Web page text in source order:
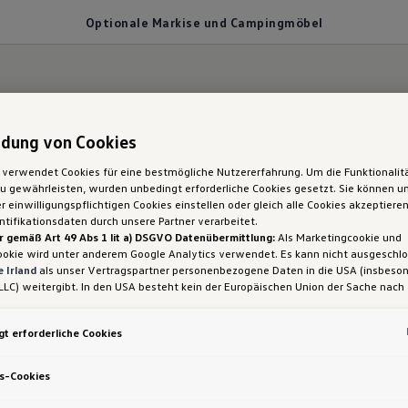
Optionale Markise und Campingmöbel
Markisedes
Tag und die lauen Abende können gar nicht
auch jederzeit draußen genießen können,
für Sie bereit: Ein Campingtisch
und
den Heckflügeltüren untergebracht. Und dank
von Cookies
verwendet Cookies für eine bestmögliche Nutzererfahrung. Um die
gewährleisten, wurden unbedingt erforderliche Cookies gesetzt. Sie können
einwilligungspflichtigen Cookies einstellen oder gleich alle Cookies
durch unsere Partner verarbeitet.
gemäß Art 49 Abs 1 lit a) DSGVO Datenübermittlung:Als Marketingcookie und
wird unter anderem Google Analytics verwendet. Es kann nicht
Irland als unser Vertragspartner personenbezogene Daten in die USA
weitergibt. In den USA besteht kein der Europäischen Union der Sache nach
durchsetzen können, in den USA keine Datenschutzgrundsätze bestehen,
können, wobei Eingriffe in Ihre persönlichen Rechte und Freiheiten nicht
beschränkt sind.
erforderliche Cookies
Cookies